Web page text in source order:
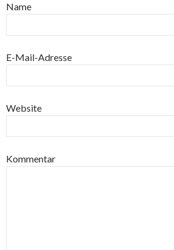
Name
E-Mail-Adresse
Website
Kommentar